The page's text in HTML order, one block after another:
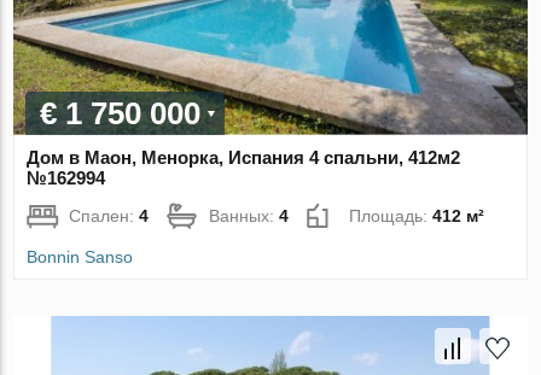
€ 1 750 000
Дом в Маон, Менорка, Испания 4 спальни, 412м2
№162994
Спален:4 Ванных:4 Площадь:412 м²
Bonnin Sanso